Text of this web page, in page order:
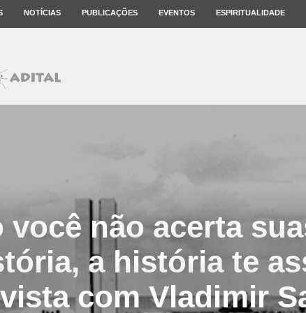
NOTÍCIAS PUBLICAÇÕES EVENTOS ESPIRITUALIDADE
você não acerta
a história te
com Vladimir